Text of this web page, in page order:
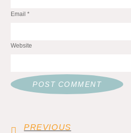
Email*
Website
PREVIOUS